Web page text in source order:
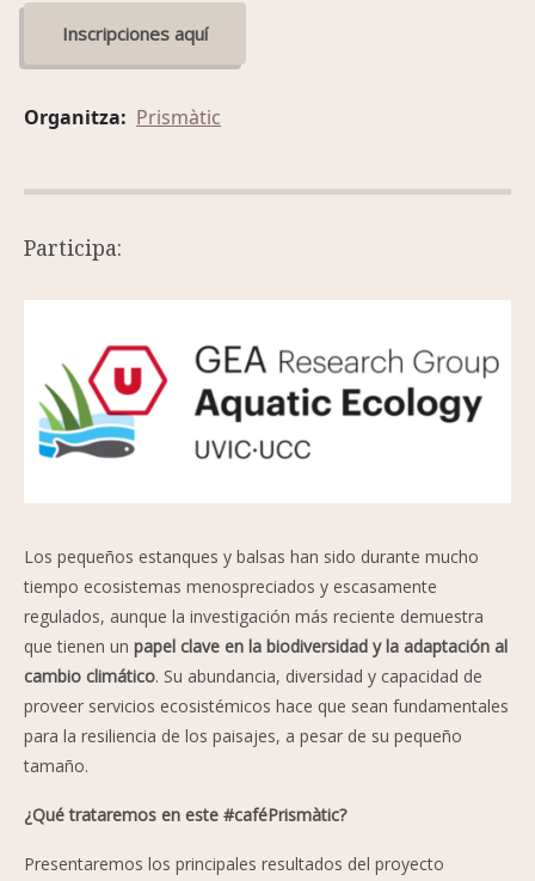
Inscripciones aquí
Organitza Prismàtic
Participa:
Los pequeños estanques y balsas han sido durante mucho
tiempo ecosistemas menospreciados y escasamente
regulados, aunque la investigación más reciente demuestra
que tienen un papel clave en la biodiversidad y la adaptación al
cambio climático. Su abundancia, diversidad y capacidad de
proveer servicios ecosistémicos hace que sean fundamentales
para la resiliencia de los paisajes, a pesar de su pequeño
tamaño.
¿Qué trataremos en este #caféPrismàtic?
Presentaremos los principales resultados del proyecto